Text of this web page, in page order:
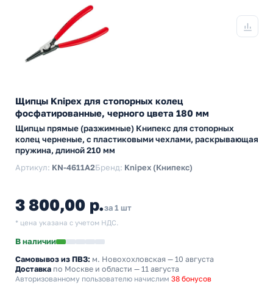
Щипцы Knipex для стопорных колец
фосфатированные, черного цвета 180 мм
Щипцы прямые (разжимные) Книпекс для стопорных
колец черненые, с пластиковыми чехлами, раскрывающая
пружина, длиной 210 мм
Артикул: KN-4611A2Бренд: Knipex (Книпекс)
3 800,00 р.за 1 шт
* цена указана с учетом НДС.
В наличии
Самовывоз из ПВЗ: м. Новохохловская — 10 августа
Доставка по Москве и области — 11 августа
Авторизованному пользователю начислим 38 бонусов